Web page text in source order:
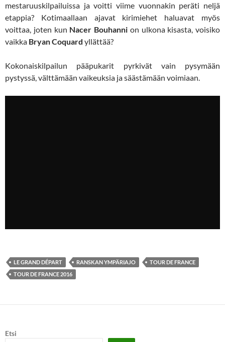
mestaruuskilpailuissa ja voitti viime vuonnakin peräti neljä
etappia? Kotimaallaan ajavat kirimiehet haluavat myös
voittaa, joten kun Nacer Bouhanni on ulkona kisasta, voisiko
vaikka Bryan Coquard yllättää?
Kokonaiskilpailun pääpukarit pyrkivät vain pysymään
pystyssä, välttämään vaikeuksia ja säästämään voimiaan.
LE GRAND DÉPART RANSKAN YMPÄRIAJO
TOUR DE FRANCE
TOUR DE FRANCE 2016
Etsi